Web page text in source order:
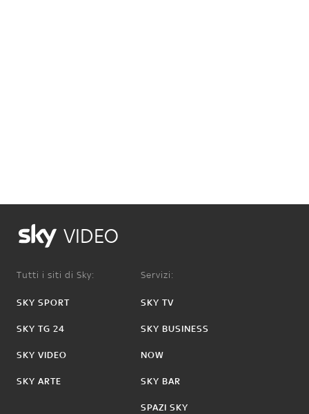
VIDEO
Tutti i siti di Sky:
SKY SPORT
SKY TG 24
SKY VIDEO
SKY ARTE
Servizi:
SKY TV
SKY BUSINESS
NOW
SKY BAR
SPAZI SKY